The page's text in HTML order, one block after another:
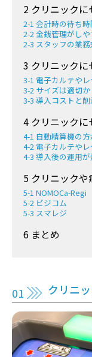
2 クリニック
2-1 会計時の待ち
2-2 金銭管理がし
2-3 スタッフの業
3 クリニック
3-1 電子カルテや
3-2 サイズは適切か
3-3 導入コストと
4 クリニック
4-1 自動精算機の
4-2 電子カルテや
4-3 導入後の運用
5 クリニック
5-1 NOMOCa-Regi
5-2 ビジコム
5-3 スマレジ
6 まとめ
クリニ